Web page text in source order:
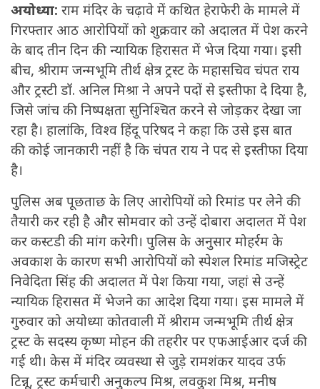
अयोध्या: राम मंदिर के चढ़ावे में कथित हेराफेरी के मामले में
गिरफ्तार आठ आरोपियों को शुक्रवार को अदालत में पेश करने
के बाद तीन दिन की न्यायिक हिरासत में भेज दिया गया। इसी
बीच, श्रीराम जन्मभूमि तीर्थ क्षेत्र ट्रस्ट के महासचिव चंपत राय
और ट्रस्टी डॉ. अनिल मिश्रा ने अपने पदों से इस्तीफा दे दिया है,
जिसे जांच की निष्पक्षता सुनिश्चित करने से जोड़कर देखा जा
रहा है। हालांकि, विश्व हिंदू परिषद ने कहा कि उसे इस बात
की कोई जानकारी नहीं है कि चंपत राय ने पद से इस्तीफा दिया
है।
पुलिस अब पूछताछ के लिए आरोपियों को रिमांड पर लेने की
तैयारी कर रही है और सोमवार को उन्हें दोबारा अदालत में पेश
कर कस्टडी की मांग करेगी। पुलिस के अनुसार मोहर्रम के
अवकाश के कारण सभी आरोपियों को स्पेशल रिमांड मजिस्ट्रेट
निवेदिता सिंह की अदालत में पेश किया गया, जहां से उन्हें
न्यायिक हिरासत में भेजने का आदेश दिया गया। इस मामले में
गुरुवार को अयोध्या कोतवाली में श्रीराम जन्मभूमि तीर्थ क्षेत्र
ट्रस्ट के सदस्य कृष्ण मोहन की तहरीर पर एफआईआर दर्ज की
गई थी। केस में मंदिर व्यवस्था से जुड़े रामशंकर यादव उर्फ
टिन्नू, ट्रस्ट कर्मचारी अनुकल्प मिश्र, लवकुश मिश्र, मनीष